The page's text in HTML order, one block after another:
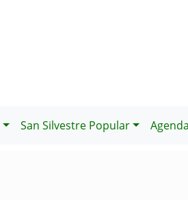
San Silvestre Popular